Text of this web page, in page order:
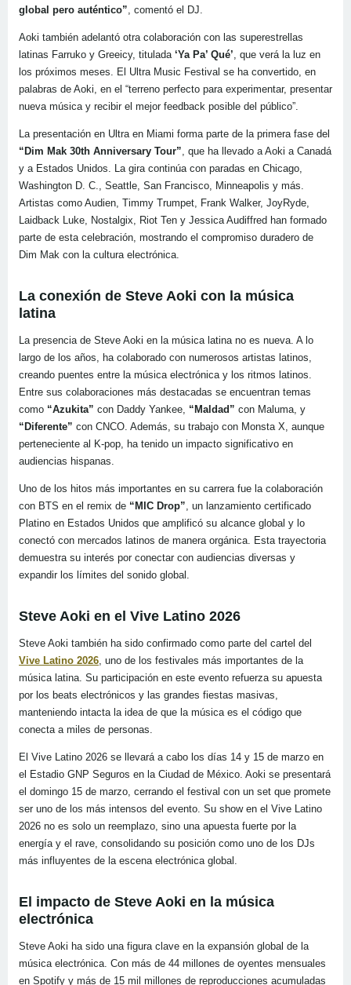
global pero auténtico”, comentó el DJ.
Aoki también adelantó otra colaboración con las superestrellas
latinas Farruko y Greeicy, titulada ‘Ya Pa’ Qué’, que verá la luz en
los próximos meses. El Ultra Music Festival se ha convertido, en
palabras de Aoki, en el “terreno perfecto para experimentar, presentar
nueva música y recibir el mejor feedback posible del público”.
La presentación en Ultra en Miami forma parte de la primera fase del
“Dim Mak 30th Anniversary Tour”, que ha llevado a Aoki a Canadá
y a Estados Unidos. La gira continúa con paradas en Chicago,
Washington D. C., Seattle, San Francisco, Minneapolis y más.
Artistas como Audien, Timmy Trumpet, Frank Walker, JoyRyde,
Laidback Luke, Nostalgix, Riot Ten y Jessica Audiffred han formado
parte de esta celebración, mostrando el compromiso duradero de
Dim Mak con la cultura electrónica.
La conexión de Steve Aoki con la música
latina
La presencia de Steve Aoki en la música latina no es nueva. A lo
largo de los años, ha colaborado con numerosos artistas latinos,
creando puentes entre la música electrónica y los ritmos latinos.
Entre sus colaboraciones más destacadas se encuentran temas
como “Azukita” con Daddy Yankee, “Maldad” con Maluma, y
“Diferente” con CNCO. Además, su trabajo con Monsta X, aunque
perteneciente al K-pop, ha tenido un impacto significativo en
audiencias hispanas.
Uno de los hitos más importantes en su carrera fue la colaboración
con BTS en el remix de “MIC Drop”, un lanzamiento certificado
Platino en Estados Unidos que amplificó su alcance global y lo
conectó con mercados latinos de manera orgánica. Esta trayectoria
demuestra su interés por conectar con audiencias diversas y
expandir los límites del sonido global.
Steve Aoki en el Vive Latino 2026
Steve Aoki también ha sido confirmado como parte del cartel del
Vive Latino 2026, uno de los festivales más importantes de la
música latina. Su participación en este evento refuerza su apuesta
por los beats electrónicos y las grandes fiestas masivas,
manteniendo intacta la idea de que la música es el código que
conecta a miles de personas.
El Vive Latino 2026 se llevará a cabo los días 14 y 15 de marzo en
el Estadio GNP Seguros en la Ciudad de México. Aoki se presentará
el domingo 15 de marzo, cerrando el festival con un set que promete
ser uno de los más intensos del evento. Su show en el Vive Latino
2026 no es solo un reemplazo, sino una apuesta fuerte por la
energía y el rave, consolidando su posición como uno de los DJs
más influyentes de la escena electrónica global.
El impacto de Steve Aoki en la música
electrónica
Steve Aoki ha sido una figura clave en la expansión global de la
música electrónica. Con más de 44 millones de oyentes mensuales
en Spotify y más de 15 mil millones de reproducciones acumuladas